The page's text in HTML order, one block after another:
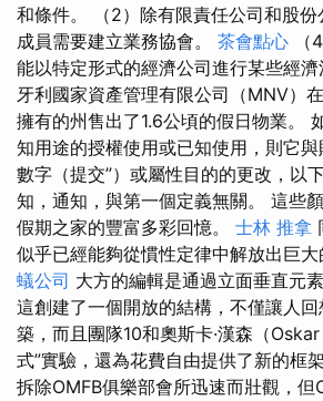
和條件。 （2）除有限責任公司和股
成員需要建立業務協會。 茶會點心 （
能以特定形式的經濟公司進行某些經濟
牙利國家資產管理有限公司（MNV）
擁有的州售出了1.6公頃的假日物業。
知用途的授權使用或已知使用，則它與
數字（提交”）或屬性目的的更改，以
知，通知，與第一個定義無關。 這些
假期之家的豐富多彩回憶。 士林 推拿
似乎已經能夠從慣性定律中解放出巨大
蟻公司 大方的編輯是通過立面垂直元
這創建了一個開放的結構，不僅讓人
築，而且團隊10和奧斯卡·漢森（
式”實驗，還為花費自由提供了新的框
拆除OMFB俱樂部會所迅速而壯觀，